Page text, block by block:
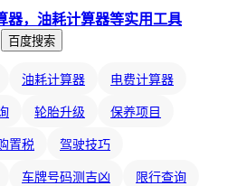
百度搜索
油耗计算器 电费计算器
轮胎升级 保养项目
置税 驾驶技巧
车牌号码测吉凶 限行查询